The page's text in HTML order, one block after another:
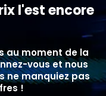
l'est encore
au moment de la
vous et nous
ne manquiez pas
!